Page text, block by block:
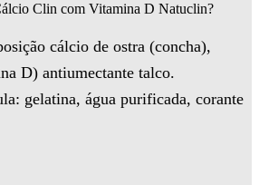
Clin com Vitamina D Natuclin?
cálcio de ostra (concha),
D) antiumectante talco.
gelatina, água purificada, corante